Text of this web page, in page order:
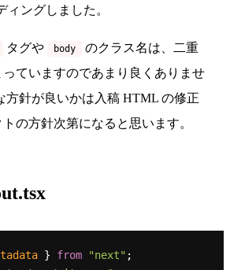
ィングしました。
タグや body
のクラス名は、二重
ていますのであまり良くありませ
方針が良いかは入稿 HTML の修正
の方針次第になると思います。
} from "next"